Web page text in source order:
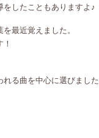
したこともありますよ♪
最近覚えました。
る曲を中心に選びまし